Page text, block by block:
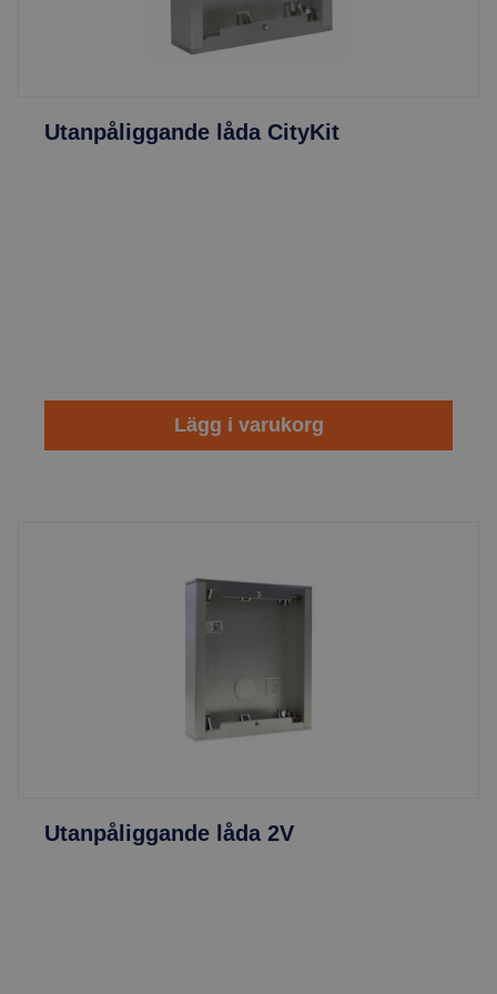
Utanpåliggande låda CityKit
Lägg i varukorg
Utanpåliggande låda 2V